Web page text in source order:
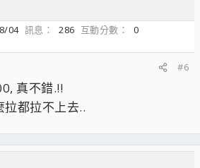
04 訊息 286 互動分數
0
#6
真不錯.!!
都拉不上去..